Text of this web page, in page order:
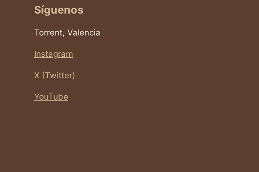
Síguenos
Torrent, Valencia
Instagram
X (Twitter)
YouTube